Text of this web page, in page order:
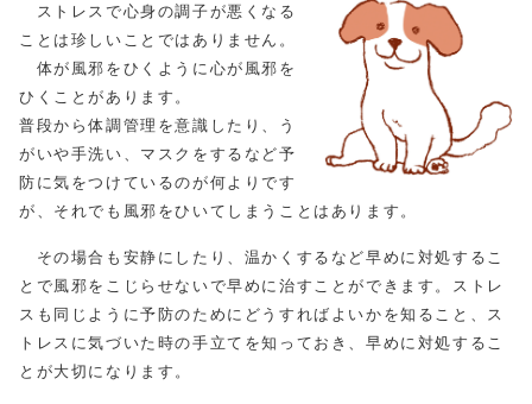
ストレスで心身の調子が悪くなる
ことは珍しいことではありません。
体が風邪をひくように心が風邪を
ひくことがあります。
普段から体調管理を意識したり、う
がいや手洗い、マスクをするなど予
防に気をつけているのが何よりです
が、それでも風邪をひいてしまうことはあります。
その場合も安静にしたり、温かくするなど早めに対処するこ
とで風邪をこじらせないで早めに治すことができます。ストレ
スも同じように予防のためにどうすればよいかを知ること、ス
トレスに気づいた時の手立てを知っておき、早めに対処するこ
とが大切になります。